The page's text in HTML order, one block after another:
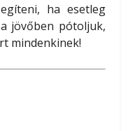
ha esetleg
jövőben pótoljuk,
mindenkinek!